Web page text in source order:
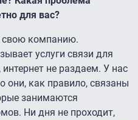
для вас?
свою компанию.
услуги связи для
не раздаем. У нас
они, как правило, связаны
занимаются
Ни дня не проходит,